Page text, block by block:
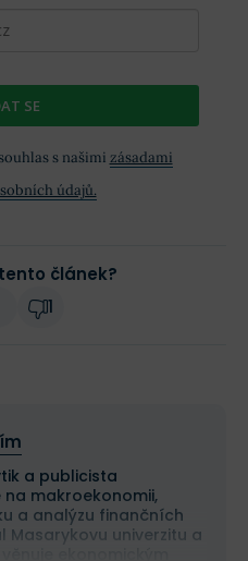
SE
s našimi zásadami
údajů.
článek?
1
a publicista
makroekonomii,
a analýzu finančních
Masarykovu univerzitu a